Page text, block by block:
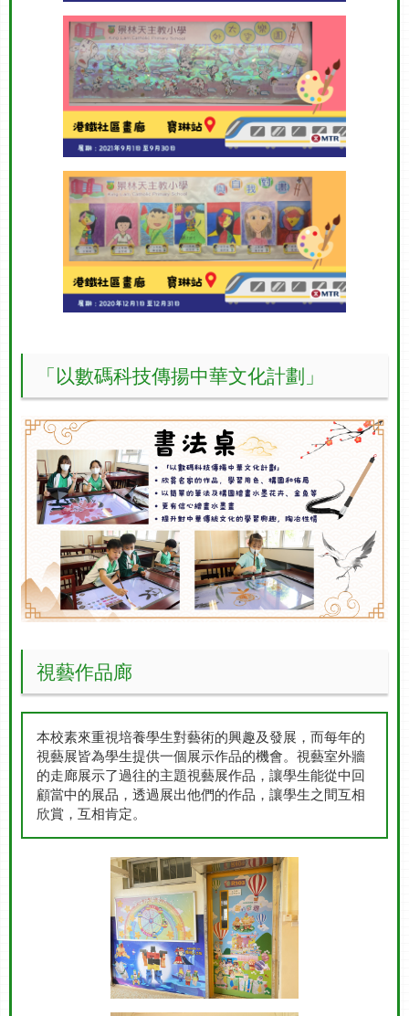
「以數碼科技傳揚中華文化計劃」
視藝作品廊
本校素來重視培養學生對藝術的興趣及發展，而每年的
視藝展皆為學生提供一個展示作品的機會。視藝室外牆
的走廊展示了過往的主題視藝展作品，讓學生能從中回
顧當中的展品，透過展出他們的作品，讓學生之間互相
欣賞，互相肯定。